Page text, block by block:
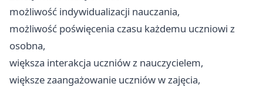
możliwość indywidualizacji nauczania,
możliwość poświęcenia czasu każdemu uczniowi z
osobna,
większa interakcja uczniów z nauczycielem,
większe zaangażowanie uczniów w zajęcia,